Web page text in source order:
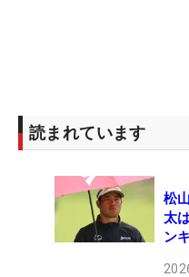
読まれています
松
太
ン